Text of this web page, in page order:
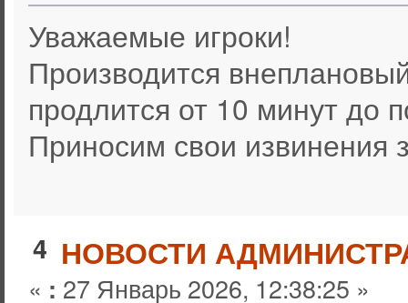
Уважаемые игроки!
Производится
продлится от 10 минут до
Приносим свои извинения
4 НОВОСТИ
« : 27 Январь 2026, 12:38:25 »